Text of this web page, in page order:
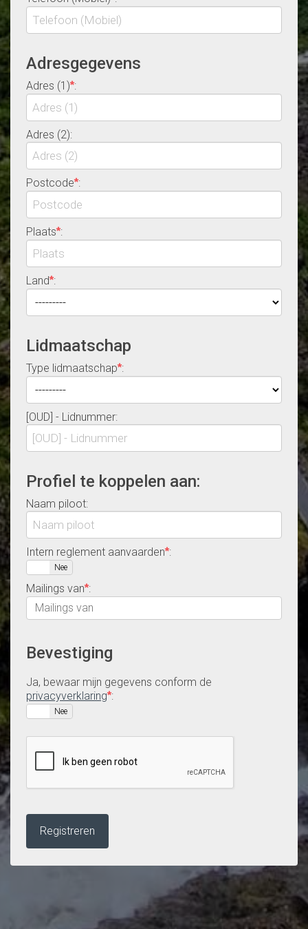
Adresgegevens
Adres (1)*:
Adres (2):
Postcode*:
Plaats*:
Land*:
Lidmaatschap
Type lidmaatschap*:
[OUD] - Lidnummer:
Profiel te koppelen aan:
Naam piloot:
Intern reglement aanvaarden*:
Nee
Mailings van*:
Bevestiging
Ja, bewaar mijn gegevens conform de
privacyverklaring*:
Nee
Registreren